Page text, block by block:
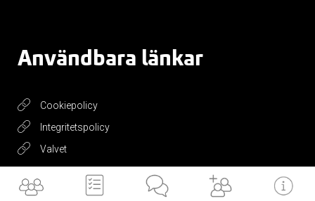
Användbara länkar
Cookiepolicy
Integritetspolicy
Valvet